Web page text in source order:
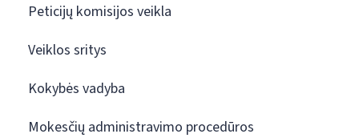
Peticijų komisijos veikla
Veiklos sritys
Kokybės vadyba
Mokesčių administravimo procedūros